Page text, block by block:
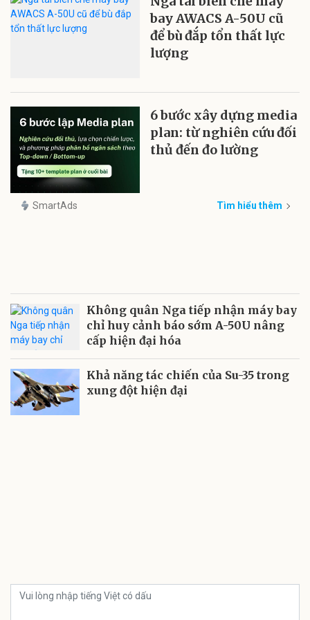
bay AWACS A-50U cũ
để bù đắp tổn thất lực
lượng
6 bước xây dựng media
plan: từ nghiên cứu đối
thủ đến đo lường
SmartAds Tìm hiểu thêm
Không quân Nga tiếp nhận máy bay
chỉ huy cảnh báo sớm A-50U nâng
cấp hiện đại hóa
Khả năng tác chiến của Su-35 trong
xung đột hiện đại